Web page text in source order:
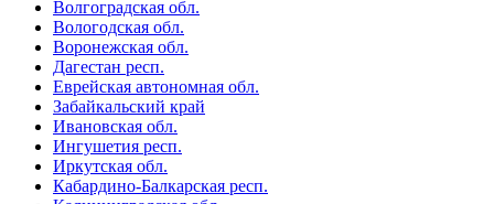
Волгоградская обл.
Вологодская обл.
Воронежская обл.
Дагестан респ.
Еврейская автономная обл.
Забайкальский край
Ивановская обл.
Ингушетия респ.
Иркутская обл.
Кабардино-Балкарская респ.